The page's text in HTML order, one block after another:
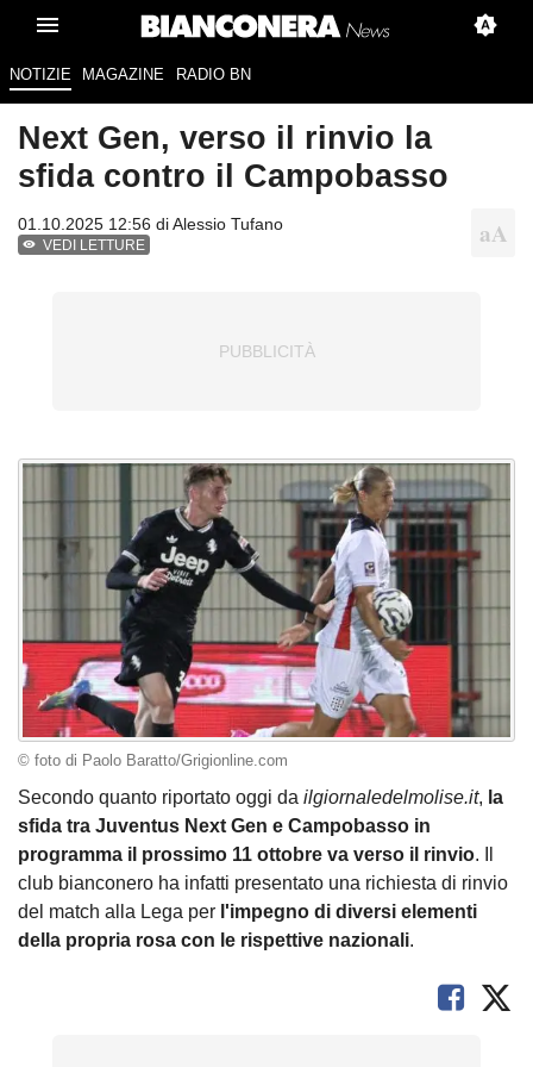
NOTIZIE MAGAZINE RADIO BN
Next Gen, verso il rinvio la
sfida contro il Campobasso
01.10.2025 12:56 diAlessio Tufano
VEDI LETTURE
© foto di Paolo Baratto/Grigionline.com
Secondo quanto riportato oggi da ilgiornaledelmolise.it, la
sfida tra Juventus Next Gen e Campobasso in
programma il prossimo 11 ottobre va verso il rinvio. Il
club bianconero ha infatti presentato una richiesta di rinvio
del match alla Lega per l'impegno di diversi elementi
della propria rosa con le rispettive nazionali.